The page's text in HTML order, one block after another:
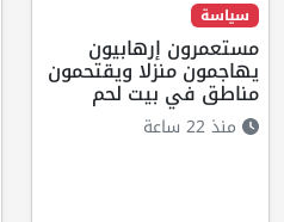
سياسة
مستعمرون إرهابيون
يهاجمون منزلا ويقتحمون
مناطق في بيت لحم
منذ 22 ساعة